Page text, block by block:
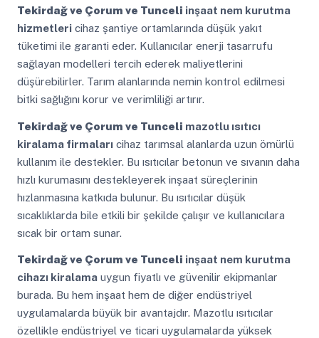
Tekirdağ ve Çorum ve Tunceli inşaat nem kurutma
hizmetlericihaz şantiye ortamlarında düşük yakıt
tüketimi ile garanti eder. Kullanıcılar enerji tasarrufu
sağlayan modelleri tercih ederek maliyetlerini
düşürebilirler. Tarım alanlarında nemin kontrol edilmesi
bitki sağlığını korur ve verimliliği artırır.
Tekirdağ ve Çorum ve Tunceli mazotlu ısıtıcı
kiralama firmalarıcihaz tarımsal alanlarda uzun ömürlü
kullanım ile destekler. Bu ısıtıcılar betonun ve sıvanın daha
hızlı kurumasını destekleyerek inşaat süreçlerinin
hızlanmasına katkıda bulunur. Bu ısıtıcılar düşük
sıcaklıklarda bile etkili bir şekilde çalışır ve kullanıcılara
sıcak bir ortam sunar.
Tekirdağ ve Çorum ve Tunceli inşaat nem kurutma
cihazı kiralamauygun fiyatlı ve güvenilir ekipmanlar
burada. Bu hem inşaat hem de diğer endüstriyel
uygulamalarda büyük bir avantajdır. Mazotlu ısıtıcılar
özellikle endüstriyel ve ticari uygulamalarda yüksek